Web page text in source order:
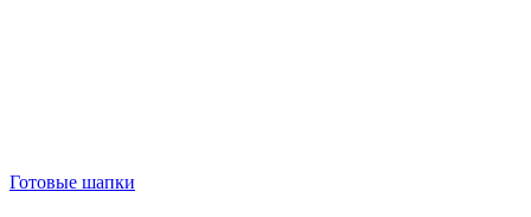
Готовые шапки